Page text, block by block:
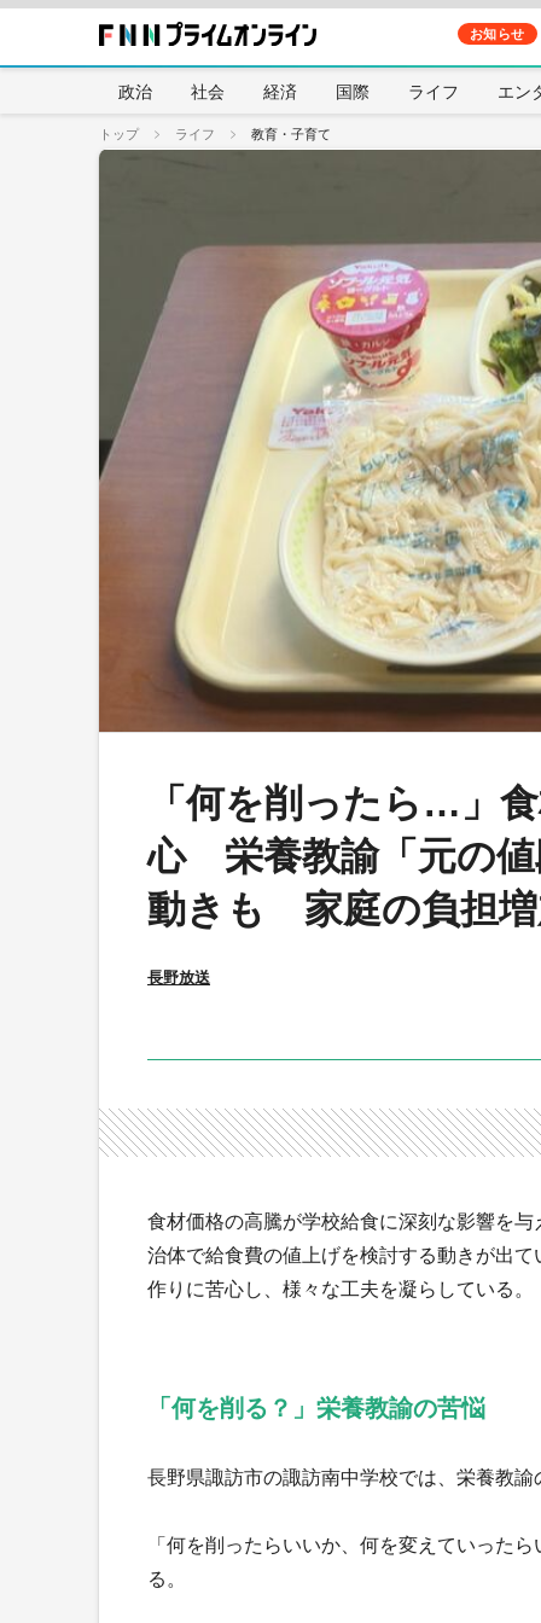
お知らせ
政治 社会 経済 国際 ライフ エン
トップ ライフ 教育・子育て
「何を削ったら…」
心 栄養教諭「元の値
動きも 家庭の負担
長野放送
食材価格の高騰が学校給食に深刻な影響を
治体で給食費の値上げを検討する動きが出
作りに苦心し、様々な工夫を凝らしている。
「何を削る？」栄養教諭の苦悩
長野県諏訪市の諏訪南中学校では、栄養教
「何を削ったらいいか、何を変えていった
る。